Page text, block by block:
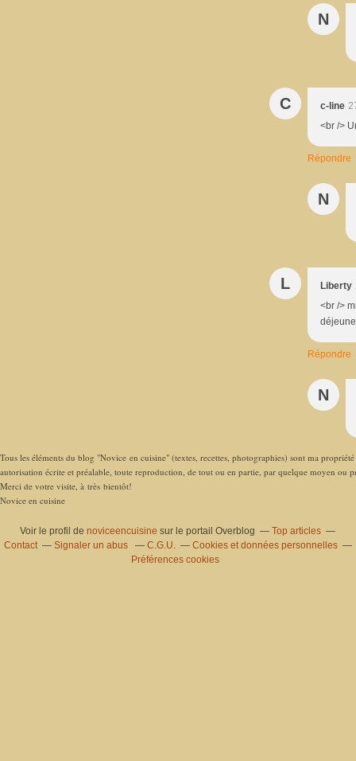
N
C c-line
<br />
Répondre
N
L Liberty
<br />
Répondre
N
Tous les éléments du blog "Novice en cuisine" (textes, recettes, photographies) sont ma
autorisation écrite et préalable, toute reproduction, de tout ou en partie, par quelque moyen ou
Merci de votre visite, à très bientôt!
Novice en cuisine
Voir le profil denoviceencuisine sur le portail Overblog
Top articles
Contact
Signaler un abus C.G.U.
Cookies et données personnelles
Préférences cookies